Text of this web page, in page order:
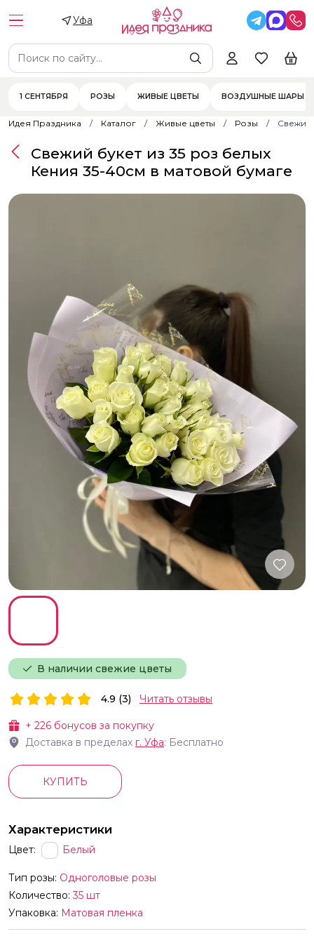
Уфа
1 СЕНТЯБРЯ РОЗЫ ЖИВЫЕ ЦВЕТЫ ВОЗДУШНЫЕ ШАРЫ
Идея Праздника Каталог Живые цветы Розы Свежий
В наличии свежие цветы
Свежий букет из 35 роз белых
Кения 35-40см в матовой бумаге
+ 226 бонусов за покупку
Доставка в пределах г. Уфа: Бесплатно
4.9 (3) Читать отзывы
КУПИТЬ
Характеристики
Цвет: Белый
Тип розы: Одноголовые розы
Количество: 35 шт
Упаковка: Матовая пленка